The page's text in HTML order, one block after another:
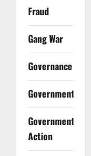
Fraud
Gang War
Governance
Government
Government
Action